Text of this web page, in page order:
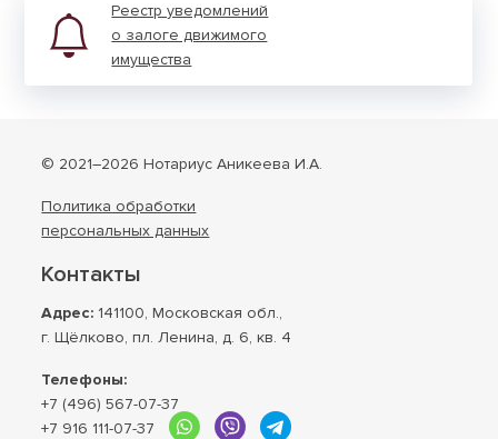
Реестр уведом­лений
о залоге движи­мого
иму­щества
© 2021–2026 Нотариус Аникеева И.А.
Политика обработки
персональных данных
Контакты
Адрес: 141100, Московская обл.,
г. Щёлково, пл. Ленина, д. 6, кв. 4
Телефоны:
+7 (496) 567-07-37
+7 916 111-07-37